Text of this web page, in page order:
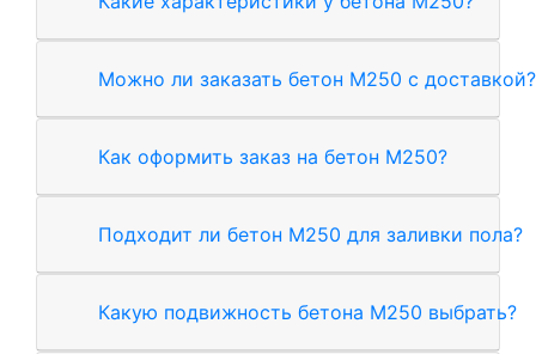
Можно ли заказать бетон М250 с доставкой?
Как оформить заказ на бетон М250?
Подходит ли бетон М250 для заливки пола?
Какую подвижность бетона М250 выбрать?